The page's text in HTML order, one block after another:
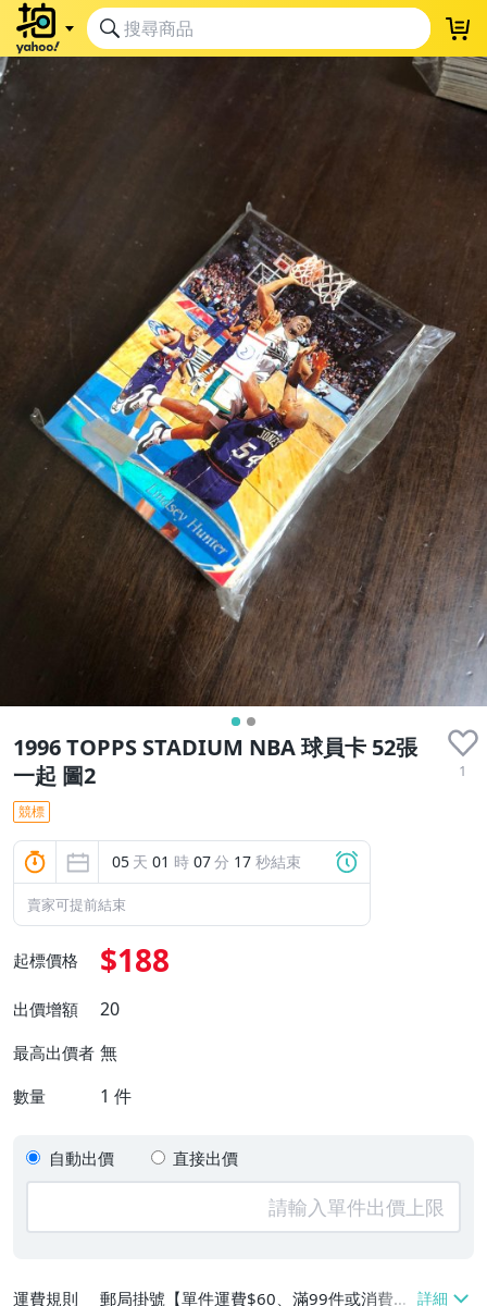
1996 TOPPS STADIUM NBA 球員卡 52張
一起 圖2
1
競標
05 天 01 時 07分 16 秒結束
賣家可提前結束
起標價格 $188
出價增額 20
最高出價者 無
數量 1 件
自動出價 直接出價
運費規則
郵局掛號【單件運費$60、滿99件或消費滿